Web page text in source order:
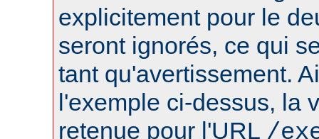
explicitement pour le
seront ignorés, ce qui
tant qu'avertissement.
l'exemple ci-dessus, la
retenue pour l'URL /